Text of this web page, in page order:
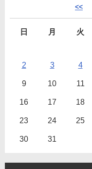
<<
日 月 火
2 3 4
9 10 11
16 17 18
23 24 25
30 31